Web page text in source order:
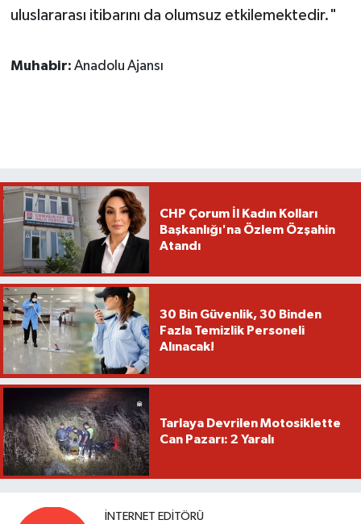
uluslararası itibarını da olumsuz etkilemektedir."
Muhabir: Anadolu Ajansı
CHP Çorum İl Kadın Kolları
Başkanlığı'na Özlem Özşahin
Atandı
30 Bin Güvenlik, 30 Binden
Fazla Temizlik Personeli
Alınacak!
Tarlaya Devrilen Motosiklette
Can Pazarı: 2 Yaralı
İNTERNET EDITÖRÜ